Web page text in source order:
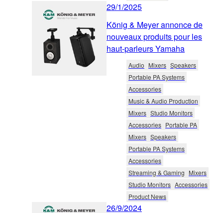
29/1/2025
König & Meyer annonce de
nouveaux produits pour les
haut-parleurs Yamaha
Audio Mixers Speakers
Portable PA Systems
Accessories
Music & Audio Production
Mixers Studio Monitors
Accessories Portable PA
Mixers Speakers
Portable PA Systems
Accessories
Streaming & Gaming Mixers
Studio Monitors Accessories
Product News
26/9/2024